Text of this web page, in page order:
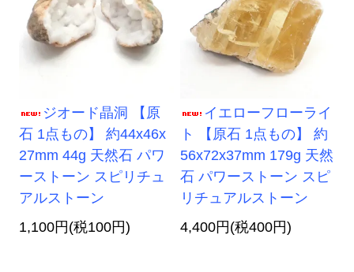
ジオード晶洞 【原
石 1点もの】 約44x46x
27mm 44g 天然石 パワ
ーストーン スピリチュ
アルストーン
1,100円(税100円)
イエローフローライ
ト 【原石 1点もの】 約
56x72x37mm 179g 天然
石 パワーストーン スピ
リチュアルストーン
4,400円(税400円)